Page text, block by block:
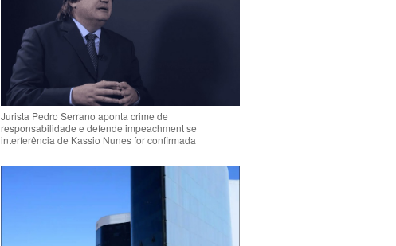
Jurista Pedro Serrano aponta crime de
responsabilidade e defende impeachment se
interferência de Kassio Nunes for confirmada